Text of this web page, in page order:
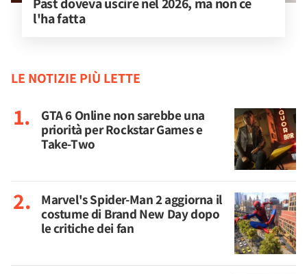
l'ha fatta
LE NOTIZIE PIÙ LETTE
GTA 6 Online non sarebbe una
priorità per Rockstar Games e
Take-Two
Marvel's Spider-Man 2 aggiorna il
costume di Brand New Day dopo
le critiche dei fan